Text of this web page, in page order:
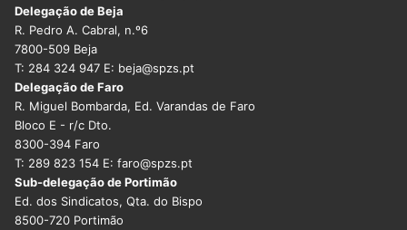
Formação
Área de Sócios
Revista Intervir
Contactos
Delegação de Beja
R. Pedro A. Cabral, n.º6
7800-509 Beja
T: 284 324 947 E: beja@spzs.pt
Delegação de Faro
R. Miguel Bombarda, Ed. Varandas de Faro
Bloco E - r/c Dto.
8300-394 Faro
T: 289 823 154 E: faro@spzs.pt
Sub-delegação de Portimão
Ed. dos Sindicatos, Qta. do Bispo
8500-720 Portimão